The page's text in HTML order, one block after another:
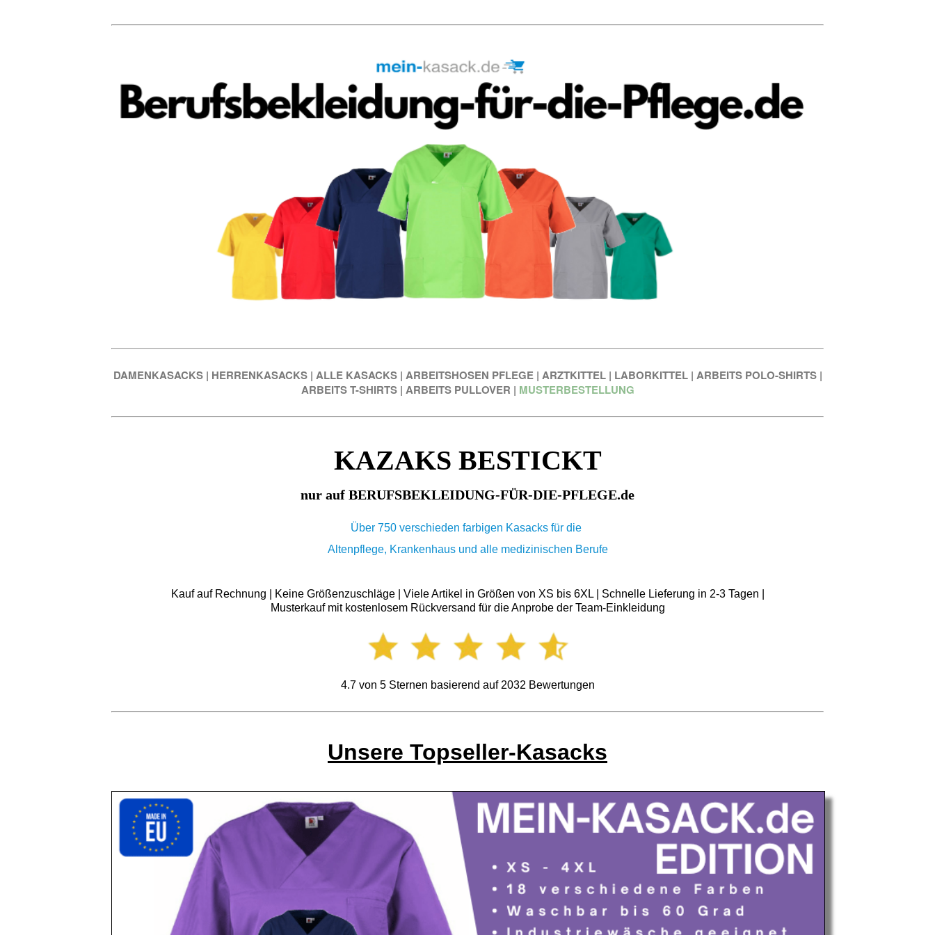
DAMENKASACKS | HERRENKASACKS | ALLE KASACKS | ARBEITSHOSEN PFLEGE | ARZTKITTEL | LABORKITTEL | ARBEITS POLO-SHIRTS |
ARBEITS T-SHIRTS | ARBEITS PULLOVER | MUSTERBESTELLUNG
KAZAKS BESTICKT
nur auf BERUFSBEKLEIDUNG-FÜR-DIE-PFLEGE.de
Über 750 verschieden farbigen Kasacks für die
Altenpflege, Krankenhaus und alle medizinischen Berufe
Kauf auf Rechnung | Keine Größenzuschläge | Viele Artikel in Größen von XS bis 6XL | Schnelle Lieferung in 2-3 Tagen |
Musterkauf mit kostenlosem Rückversand für die Anprobe der Team-Einkleidung
4.7von 5Sternen basierend auf 2032 Bewertungen
Unsere Topseller-Kasacks